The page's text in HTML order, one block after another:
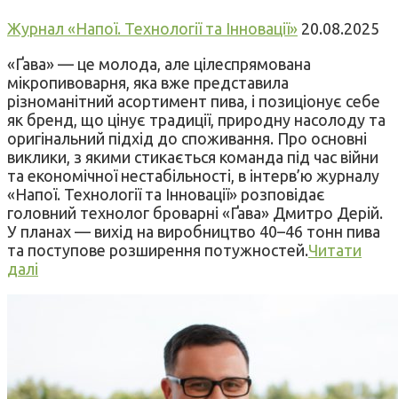
Журнал «Напої. Технології та Інновації» 20.08.2025
«Ґава» — це молода, але цілеспрямована
мікропивоварня, яка вже представила
різноманітний асортимент пива, і позиціонує себе
як бренд, що цінує традиції, природну насолоду та
оригінальний підхід до споживання. Про основні
виклики, з якими стикається команда під час війни
та економічної нестабільності, в інтерв’ю журналу
«Напої. Технології та Інновації» розповідає
головний технолог броварні «Ґава» Дмитро Дерій.
У планах — вихід на виробництво 40–46 тонн пива
та поступове розширення потужностей.Читати
далі